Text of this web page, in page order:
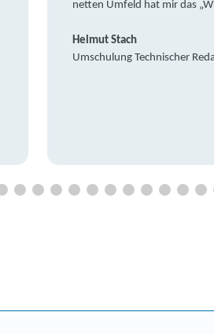
netten Umfeld hat mir das
Helmut Stach
Umschulung Technischer